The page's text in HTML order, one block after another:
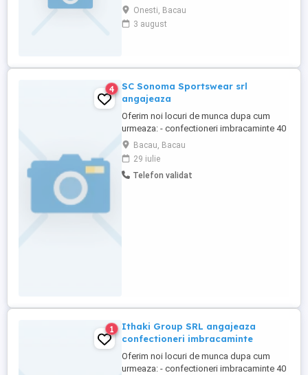
cusut) NE TREBUIESC URGENT 40 DE
LUCRATORI CALIFICATI -ne trebuiesc
absolventi de liceu pt ai instrui la masina
Onesti, Bacau
3 august
4
SC Sonoma Sportswear srl
angajeaza
Oferim noi locuri de munca dupa cum
urmeaza: - confectioneri imbracaminte 40
posturi; - Controlori calitate 5 posturi; -
Mecanic masini de cusut 1 post; - Sefi
formatie lucru 5 posturi; - muncitori
necalificati in industria confectiilor 15
Bacau, Bacau
29 iulie
Telefon validat
1
Ithaki Group SRL angajeaza
confectioneri imbracaminte
Oferim noi locuri de munca dupa cum
urmeaza: - confectioneri imbracaminte 40